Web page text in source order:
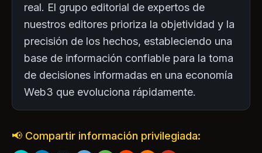
real. El grupo editorial de expertos de
nuestros editores prioriza la objetividad y la
precisión de los hechos, estableciendo una
base de información confiable para la toma
de decisiones informadas en una economía
Web3 que evoluciona rápidamente.
📢 Compartir información privilegiada: